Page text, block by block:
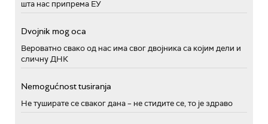
шта нас припрема ЕУ
Dvojnik mog oca
Вероватно свако од нас има свог двојника са којим дели и
сличну ДНК
Nemogućnost tusiranja
Не туширате се сваког дана – не стидите се, то је здраво